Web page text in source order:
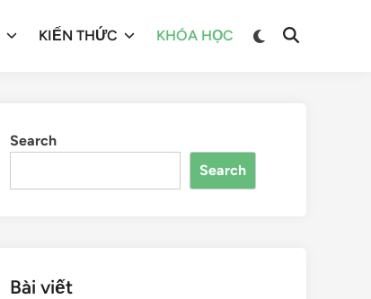
KIẾN THỨC KHÓA HỌC
Search
Search
Bài viết